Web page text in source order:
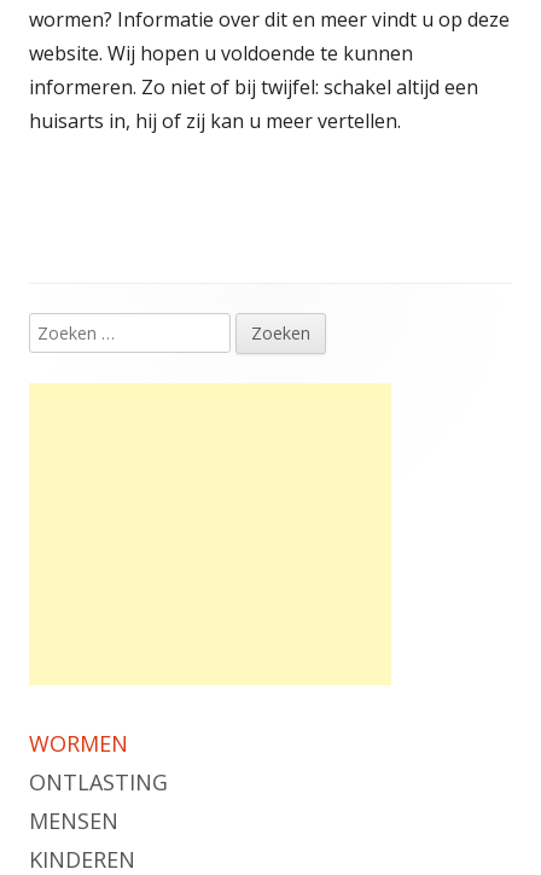
wormen? Informatie over dit en meer vindt u op deze
website. Wij hopen u voldoende te kunnen
informeren. Zo niet of bij twijfel: schakel altijd een
huisarts in, hij of zij kan u meer vertellen.
Hoofd
sidebar
Zoeken
naar:
WORMEN
ONTLASTING
MENSEN
KINDEREN